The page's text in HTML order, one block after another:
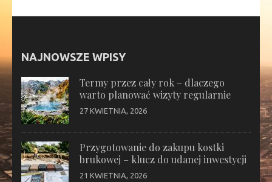
NAJNOWSZE WPISY
Termy przez cały rok – dlaczego
warto planować wizyty regularnie
27 KWIETNIA, 2026
Przygotowanie do zakupu kostki
brukowej – klucz do udanej inwestycji
21 KWIETNIA, 2026